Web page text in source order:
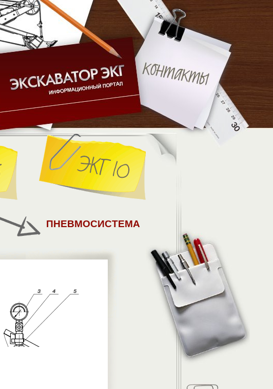
ПНЕВМОСИСТЕМА